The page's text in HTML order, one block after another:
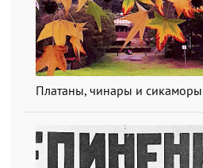
Платаны, чинары и сикаморы